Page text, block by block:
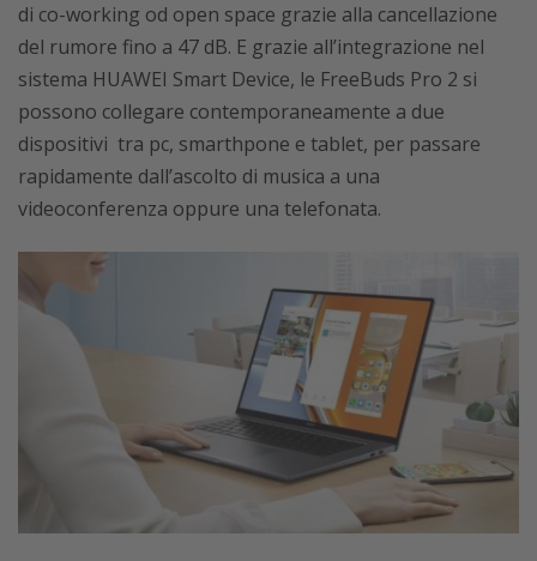
di co-working od open space grazie alla cancellazione
del rumore fino a 47 dB. E grazie all’integrazione nel
sistema HUAWEI Smart Device, le FreeBuds Pro 2 si
possono collegare contemporaneamente a due
dispositivi tra pc, smarthpone e tablet, per passare
rapidamente dall’ascolto di musica a una
videoconferenza oppure una telefonata.